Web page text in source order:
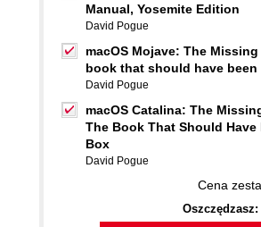
Manual, Yosemite Edition
David Pogue
macOS Mojave: The
book that should have
David Pogue
macOS Catalina: The
The Book That Should Have
Box
David Pogue
Cena
Oszczędzasz: